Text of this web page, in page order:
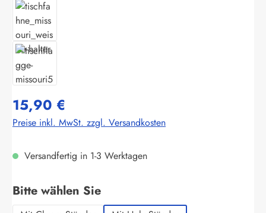
15,90 €
Preise inkl. MwSt. zzgl. Versandkosten
Versandfertig in 1-3 Werktagen
Bitte wählen Sieauswählen